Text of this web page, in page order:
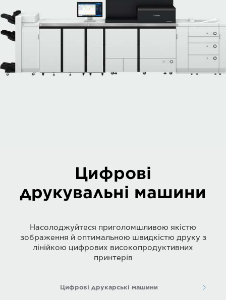
Цифрові
друкувальні машини
Насолоджуйтеся приголомшливою якістю
зображення й оптимальною швидкістю друку з
лінійкою цифрових високопродуктивних
принтерів
Цифрові друкарські машини